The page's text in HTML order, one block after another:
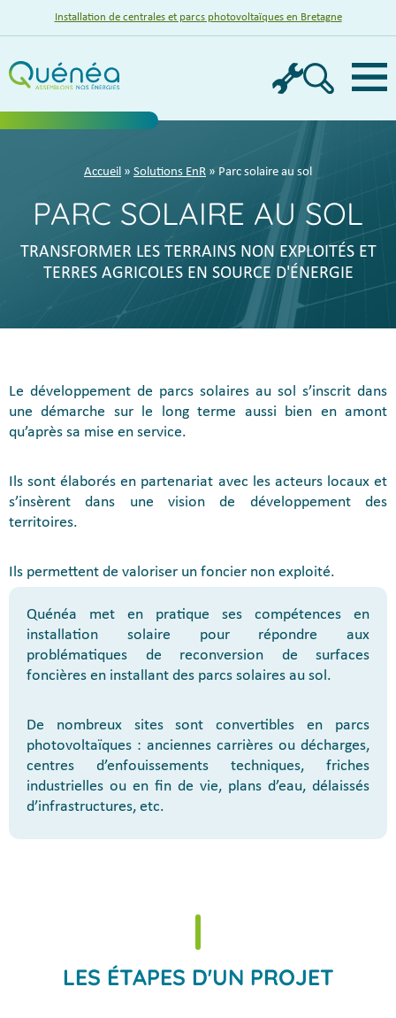
Installation de centrales et parcs photovoltaïques en Bretagne
Accueil » Solutions EnR » Parc solaire au sol
PARC SOLAIRE AU SOL
TRANSFORMER LES TERRAINS NON EXPLOITÉS ET
TERRES AGRICOLES EN SOURCE D'ÉNERGIE
Le développement de parcs solaires au sol s’inscrit dans
une démarche sur le long terme aussi bien en amont
qu’après sa mise en service.
Ils sont élaborés en partenariat avec les acteurs locaux et
s’insèrent dans une vision de développement des
territoires.
Ils permettent de valoriser un foncier non exploité.
Quénéa met en pratique ses compétences en
installation solaire pour répondre aux
problématiques de reconversion de surfaces
foncières en installant des parcs solaires au sol.
De nombreux sites sont convertibles en parcs
photovoltaïques : anciennes carrières ou décharges,
centres d’enfouissements techniques, friches
industrielles ou en fin de vie, plans d’eau, délaissés
d’infrastructures, etc.
LES ÉTAPES D'UN PROJET